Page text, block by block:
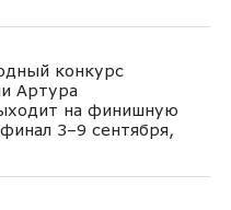
конкурс
Артура
на финишную
3–9 сентября,